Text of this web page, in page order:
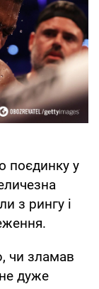
поєдинку у
з рингу і
чи зламав
дуже